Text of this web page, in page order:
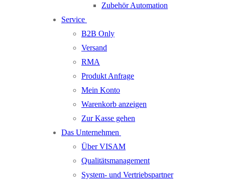
Zubehör Automation
Service
B2B Only
Versand
RMA
Produkt Anfrage
Mein Konto
Warenkorb anzeigen
Zur Kasse gehen
Das Unternehmen
Über VISAM
Qualitätsmanagement
System- und Vertriebspartner